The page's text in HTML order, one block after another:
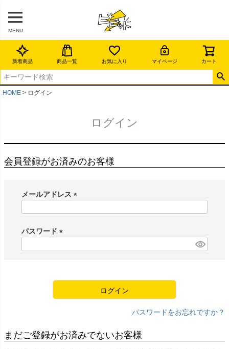
MENU
新着商品 商品一覧 お気に入り マイページ カート
HOME ログイン
ログイン
会員登録がお済みのお客様
メールアドレス
)
パスワード
ログイン
パスワードをお忘れですか？
まだご登録がお済みでないお客様